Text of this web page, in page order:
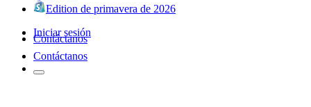
Edition de primavera de 2026
Iniciar sesión
Contáctanos
Contáctanos